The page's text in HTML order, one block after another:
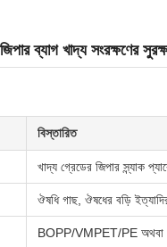
ব্যাগ খাদ্য সংরক্ষণের
বিস্তারিত
খাদ্য গ্রেডের জিপার স্ন্যাক
ঔষধি গাছ, ঔষধের বড়ি
BOPP/VMPET/PE অথবা